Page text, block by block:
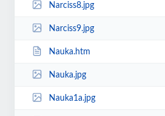
Narciss8.jpg
Narciss9.jpg
Nauka.htm
Nauka.jpg
Nauka1a.jpg